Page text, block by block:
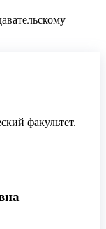
факультет.